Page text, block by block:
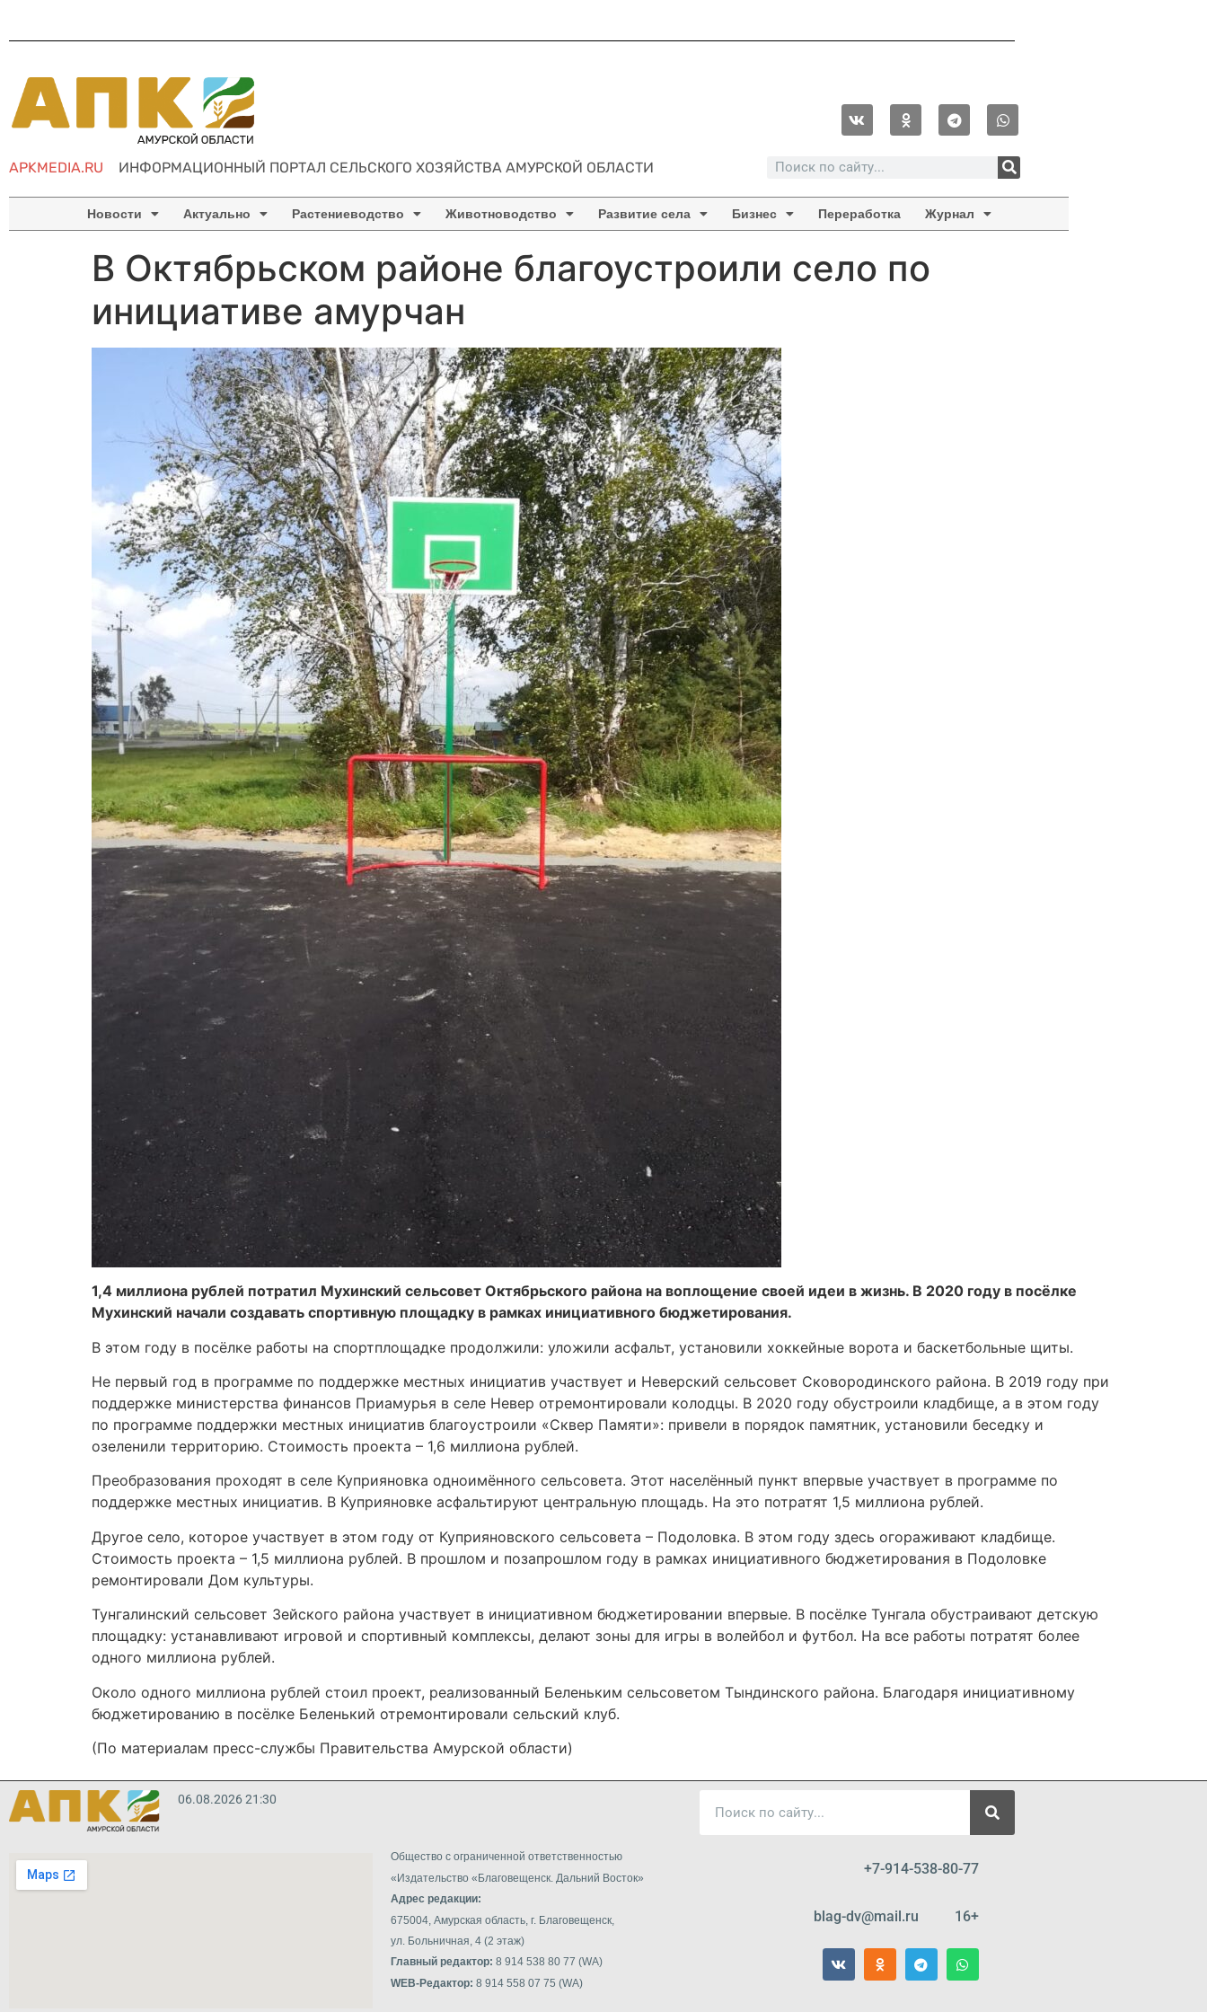
APKMEDIA.RU ИНФОРМАЦИОННЫЙ ПОРТАЛ СЕЛЬСКОГО ХОЗЯЙСТВА АМУРСКОЙ ОБЛАСТИ
Новости Актуально Растениеводство Животноводство Развитие села Бизнес Переработка Журнал
В Октябрьском районе благоустроили село по
инициативе амурчан
1,4 миллиона рублей потратил Мухинский сельсовет Октябрьского района на воплощение своей идеи в жизнь. В 2020 году в посёлке
Мухинский начали создавать спортивную площадку в рамках инициативного бюджетирования.
В этом году в посёлке работы на спортплощадке продолжили: уложили асфальт, установили хоккейные ворота и баскетбольные щиты.
Не первый год в программе по поддержке местных инициатив участвует и Неверский сельсовет Сковородинского района. В 2019 году при
поддержке министерства финансов Приамурья в селе Невер отремонтировали колодцы. В 2020 году обустроили кладбище, а в этом году
по программе поддержки местных инициатив благоустроили «Сквер Памяти»: привели в порядок памятник, установили беседку и
озеленили территорию. Стоимость проекта – 1,6 миллиона рублей.
Преобразования проходят в селе Куприяновка одноимённого сельсовета. Этот населённый пункт впервые участвует в программе по
поддержке местных инициатив. В Куприяновке асфальтируют центральную площадь. На это потратят 1,5 миллиона рублей.
Другое село, которое участвует в этом году от Куприяновского сельсовета – Подоловка. В этом году здесь огораживают кладбище.
Стоимость проекта – 1,5 миллиона рублей. В прошлом и позапрошлом году в рамках инициативного бюджетирования в Подоловке
ремонтировали Дом культуры.
Тунгалинский сельсовет Зейского района участвует в инициативном бюджетировании впервые. В посёлке Тунгала обустраивают детскую
площадку: устанавливают игровой и спортивный комплексы, делают зоны для игры в волейбол и футбол. На все работы потратят более
одного миллиона рублей.
Около одного миллиона рублей стоил проект, реализованный Беленьким сельсоветом Тындинского района. Благодаря инициативному
бюджетированию в посёлке Беленький отремонтировали сельский клуб.
(По материалам пресс-службы Правительства Амурской области)
06.08.2026 21:30
Общество с ограниченной ответственностью
«Издательство «Благовещенск. Дальний Восток»
Адрес редакции:
675004, Амурская область, г. Благовещенск,
ул. Больничная, 4 (2 этаж)
Главный редактор: 8 914 538 80 77 (WA)
WEB-Редактор: 8 914 558 07 75 (WA)
+7-914-538-80-77
blag-dv@mail.ru 16+